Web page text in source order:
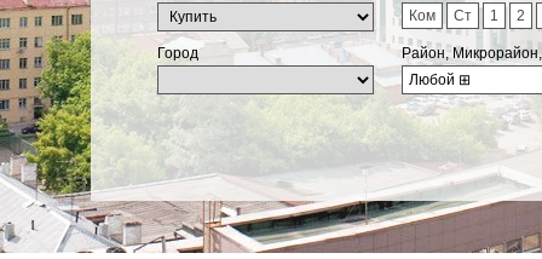
Ком
Ст 1 2
Город
Район,
Любой ⊞